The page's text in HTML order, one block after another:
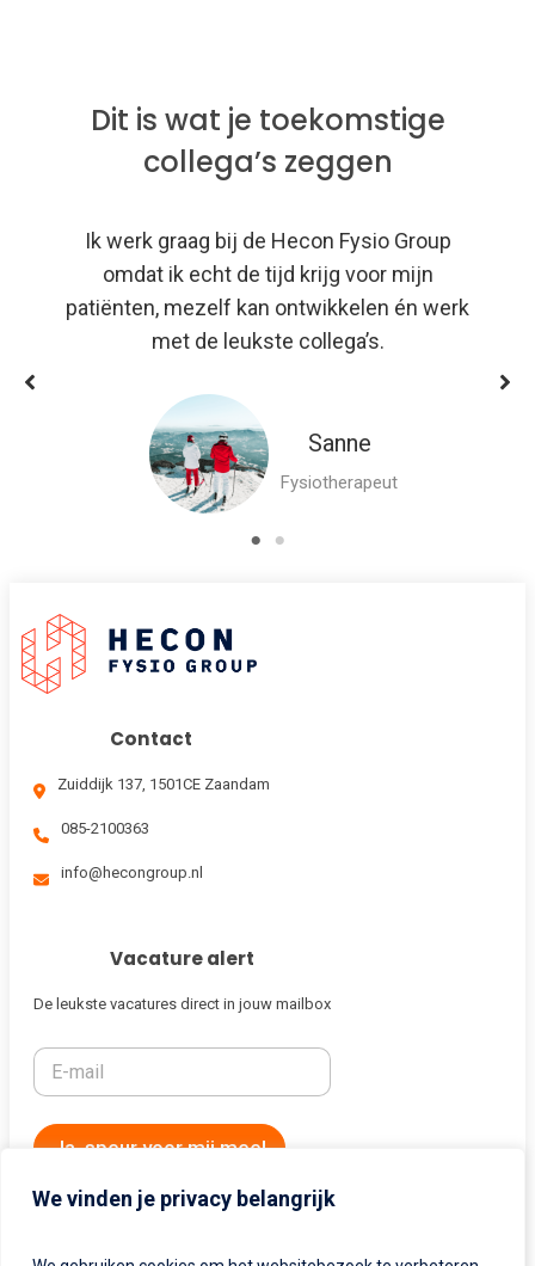
We vinden je privacy belangrijk
Dit is wat je toekomstige
collega’s zeggen
Ik werk graag bij de Hecon Fysio Group
omdat ik echt de tijd krijg voor mijn
patiënten, mezelf kan ontwikkelen én werk
met de leukste collega’s.
Sanne
Fysiotherapeut
Contact
Zuiddijk 137, 1501CE Zaandam
085-2100363
info@hecongroup.nl
Vacature alert
De leukste vacatures direct in jouw mailbox
Ja, speur voor mij mee!
Algemeen